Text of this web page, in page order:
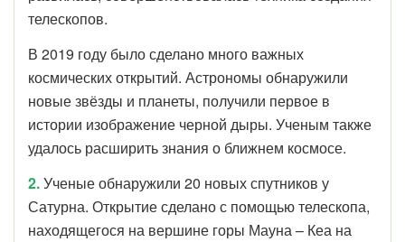
телескопов.
В 2019 году было сделано много важных
космических открытий. Астрономы обнаружили
новые звёзды и планеты, получили первое в
истории изображение черной дыры. Ученым также
удалось расширить знания о ближнем космосе.
2.Ученые обнаружили 20 новых спутников у
Сатурна. Открытие сделано с помощью телескопа,
находящегося на вершине горы Мауна – Кеа на